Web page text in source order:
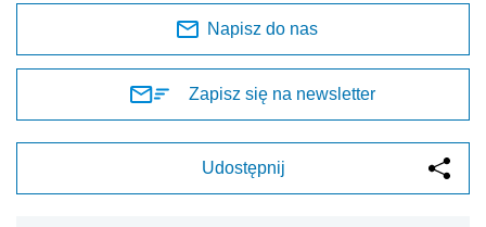
Napisz do nas
Zapisz się na newsletter
Udostępnij